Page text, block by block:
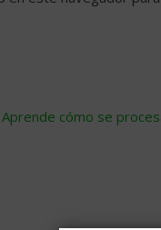
Aprende cómo se